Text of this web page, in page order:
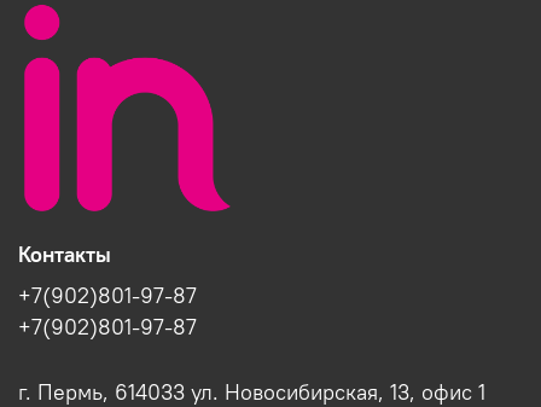
Контакты
+7(902)801-97-87
+7(902)801-97-87
г. Пермь, 614033 ул. Новосибирская, 13, офис 1